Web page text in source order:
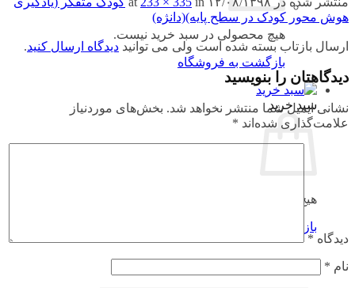
هیچ محصولی در سبد خرید نیست.
بازگشت به فروشگاه
سبد خرید
هیچ محصولی در سبد خرید نیست.
بازگشت به فروشگاه
هوش محور کودک در سطح پایه)(دانژه)
ارسال بازتاب بسته شده است ولی می توانید دیدگاه ارسال کنید.
دیدگاهتان را بنویسید
نشانی ایمیل شما منتشر نخواهد شد. بخش‌های موردنیاز
علامت‌گذاری شده‌اند *
دیدگاه *
نام *